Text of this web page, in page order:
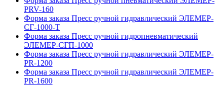
PRV-160
Форма заказа Пресс ручной гидравлический ЭЛЕМЕР-
СГ-1000-Т
Форма заказа Пресс ручной гидропневматический
ЭЛЕМЕР-СГП-1000
Форма заказа Пресс ручной гидравлический ЭЛЕМЕР-
PR-1200
Форма заказа Пресс ручной гидравлический ЭЛЕМЕР-
PR-1600